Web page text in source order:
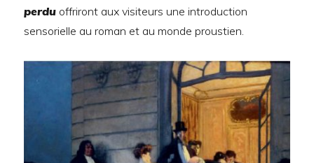
perdu offriront aux visiteurs une introduction
sensorielle au roman et au monde proustien.